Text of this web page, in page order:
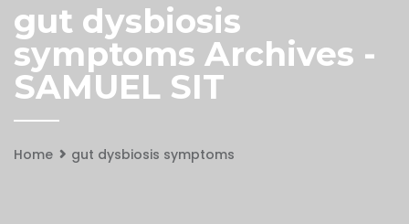
gut dysbiosis
symptoms Archives -
SAMUEL SIT
Home gut dysbiosis symptoms